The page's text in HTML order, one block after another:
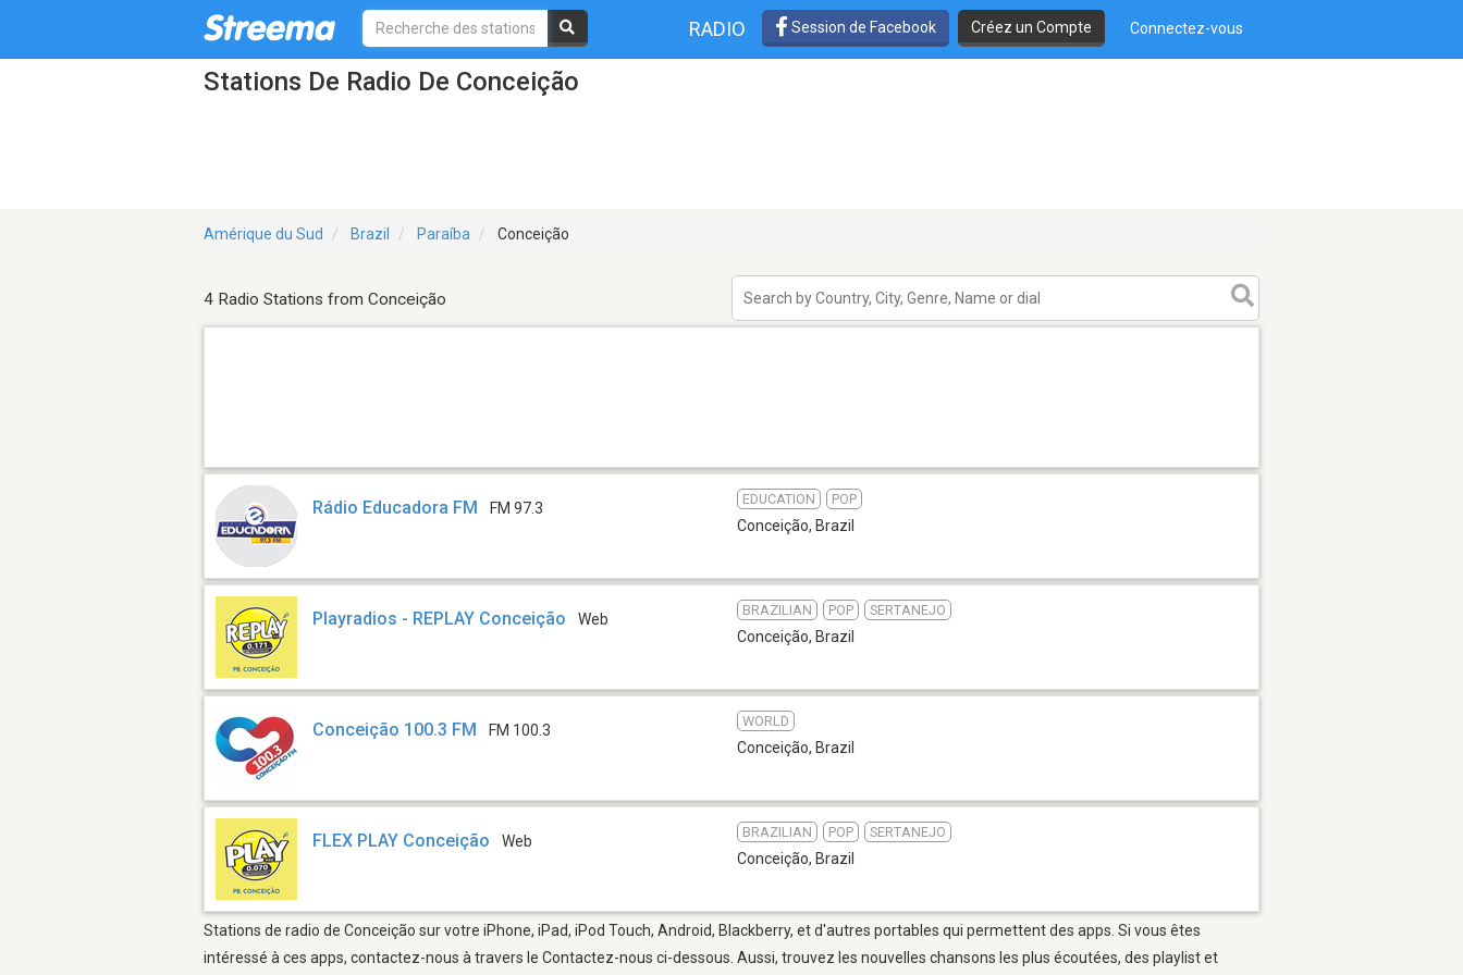
RADIO Session de Facebook Créez un Compte Connectez-vous
Stations De Radio De Conceição
Amérique du Sud Brazil Paraíba Conceição
4 Radio Stations from Conceição
Rádio Educadora FM FM 97.3
EDUCATION POP
Conceição, Brazil
Playradios - REPLAY Conceição Web
BRAZILIAN POP SERTANEJO
Conceição, Brazil
Conceição 100.3 FM FM 100.3
WORLD
Conceição, Brazil
FLEX PLAY Conceição Web
BRAZILIAN POP SERTANEJO
Conceição, Brazil
Stations de radio de Conceição sur votre iPhone, iPad, iPod Touch, Android, Blackberry, et d'autres portables qui permettent des apps. Si vous êtes
intéressé à ces apps, contactez-nous à travers le Contactez-nous ci-dessous. Aussi, trouvez les nouvelles chansons les plus écoutées, des playlist et